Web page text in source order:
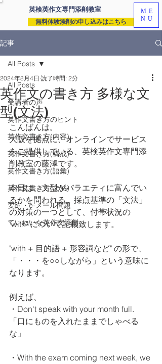
英検英作文専門添削教室
無料体験添削の申し込みはこちら
ME
NU
記事
All Posts
受講者の声
英作文書き方のヒント
英作文書き方(内容)
英作文書き方(構成)
英作文書き方(語彙)
英作文書き方(文法)
要約・e-メール問題
ていねいな英作文添削
All Posts
英作文の書き方 多様な文
型(文法)
2024年8月4日 読了時間: 2分
こんばんは。
大阪を拠点に、オンラインでサービス
をご提供している、英検英作文専門添
削教室の藤澤です。
本日は、文型がバラエティに富んでい
るかを問われる、採点基準の「文法」
の対策の一つとして、付帯状況の
"with" について記載致します。
"with + 目的語 + 形容詞など" の形で、
「・・・を○○しながら」という意味に
なります。
例えば、
・Don't speak with your month full.
「口にものを入れたままでしゃべる
な」
・With the exam coming next week, we